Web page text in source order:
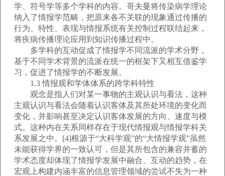
学、符号学等多个学科的内容。哥夫曼将传染病学理论
纳入了情报学范畴，把原来各不关联的现象通过传播的
行为、特性、表现与情报系统有关控制过程联结起来，
将疾病传播理论应用到知识传播过程中。
多学科的互动促成了情报学不同流派的学术分野，
基于不同学术背景的流派在统一的框架下又相互借鉴学
习，促进了情报学的不断发展。
1.3 情报观和学体体系的跨学科特性
观念是指人们对某一事物的主观认识与看法，这种
主观认识与看法会随着认识客体及其所处环境的变化而
变化，并影响甚至决定认识客体发展的方向、速度与模
式。这种内在关系同样存在于现代情报观与情报学科关
系发展之中。[4]根源于“大科学观”的“大情报学观”虽然
未能获得学界的一致认可，但是其所包含的兼容并蓄的
学术态度却体现了情报学发展中融合、互动的趋势，在
宏观上构建内涵丰富的信息管理领域的尝试不失为一种